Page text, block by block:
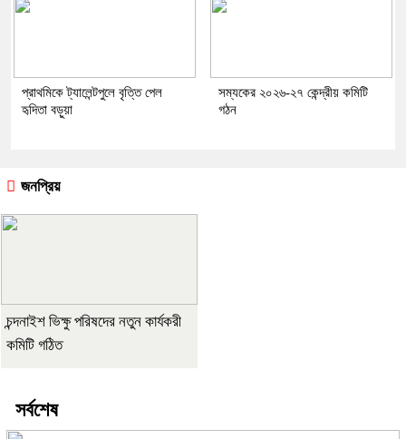
প্রাথমিকে ট্যালেন্টপুলে বৃত্তি পেল
হৃদিতা বড়ুয়া
সম্যকের ২০২৬-২৭ কেন্দ্রীয় কমিটি
গঠন
জনপ্রিয়
চন্দনাইশ ভিক্ষু পরিষদের নতুন কার্যকরী
কমিটি গঠিত
সর্বশেষ